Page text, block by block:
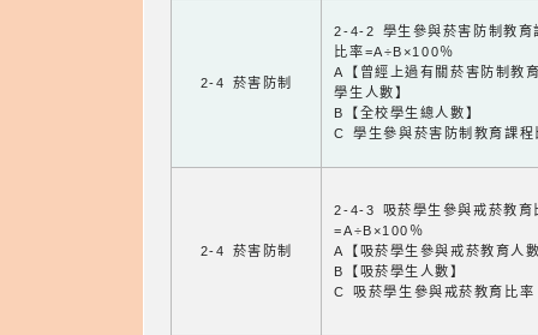
2-4 菸害防制
2-4-2 學生參與菸害防制教育
比率=A÷B×100％
A【曾經上過有關菸害防制教
學生人數】
B【全校學生總人數】
C 學生參與菸害防制教育課程
2-4 菸害防制
2-4-3 吸菸學生參與戒菸教育
=A÷B×100％
A【吸菸學生參與戒菸教育人
B【吸菸學生人數】
C 吸菸學生參與戒菸教育比率